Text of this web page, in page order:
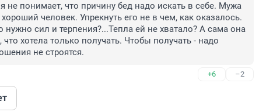
не понимает, что причину бед надо искать в себе. Мужа
человек. Упрекнуть его не в чем, как оказалось.
сил и терпения?...Тепла ей не хватало? А сама она
хотела только получать. Чтобы получать - надо
не строятся.
+6 –2